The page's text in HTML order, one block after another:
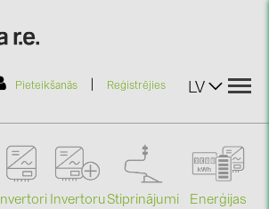
Pieteikšanās Reģistrējies LV
Invertori Invertoru Stiprinājumi
Enerģijas